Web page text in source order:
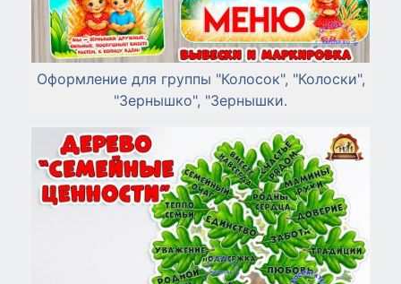
Оформление для группы "Колосок", "Колоски",
"Зернышко", "Зернышки.